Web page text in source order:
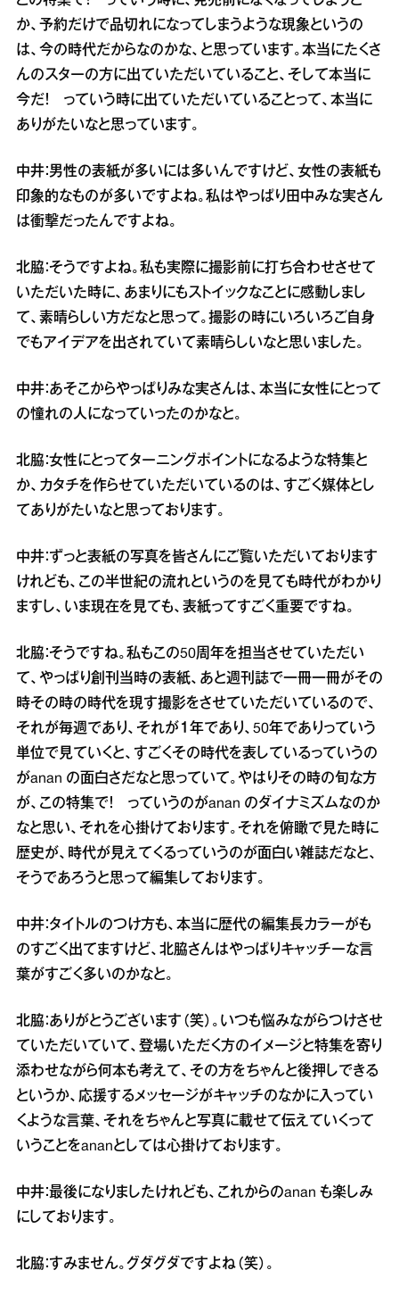
か、予約だけで品切れになってしまうような現象というの
は、今の時代だからなのかな、と思っています。本当にたくさ
んのスターの方に出ていただいていること、そして本当に
今だ！ っていう時に出ていただいていることって、本当に
ありがたいなと思っています。
中井：男性の表紙が多いには多いんですけど、女性の表紙も
印象的なものが多いですよね。私はやっぱり田中みな実さん
は衝撃だったんですよね。
北脇：そうですよね。私も実際に撮影前に打ち合わせさせて
いただいた時に、あまりにもストイックなことに感動しまし
て、素晴らしい方だなと思って。撮影の時にいろいろご自身
でもアイデアを出されていて素晴らしいなと思いました。
中井：あそこからやっぱりみな実さんは、本当に女性にとって
の憧れの人になっていったのかなと。
北脇：女性にとってターニングポイントになるような特集と
か、カタチを作らせていただいているのは、すごく媒体とし
てありがたいなと思っております。
中井：ずっと表紙の写真を皆さんにご覧いただいております
けれども、この半世紀の流れというのを見ても時代がわかり
ますし、いま現在を見ても、表紙ってすごく重要ですね。
北脇：そうですね。私もこの50周年を担当させていただい
て、やっぱり創刊当時の表紙、あと週刊誌で一冊一冊がその
時その時の時代を現す撮影をさせていただいているので、
それが毎週であり、それが１年であり、50年でありっていう
単位で見ていくと、すごくその時代を表しているっていうの
がanan の面白さだなと思っていて。やはりその時の旬な方
が、この特集で！ っていうのがanan のダイナミズムなのか
なと思い、それを心掛けております。それを俯瞰で見た時に
歴史が、時代が見えてくるっていうのが面白い雑誌だなと、
そうであろうと思って編集しております。
中井：タイトルのつけ方も、本当に歴代の編集長カラーがも
のすごく出てますけど、北脇さんはやっぱりキャッチーな言
葉がすごく多いのかなと。
北脇：ありがとうございます（笑）。いつも悩みながらつけさせ
ていただいていて、登場いただく方のイメージと特集を寄り
添わせながら何本も考えて、その方をちゃんと後押しできる
というか、応援するメッセージがキャッチのなかに入ってい
くような言葉、それをちゃんと写真に載せて伝えていくって
いうことをananとしては心掛けております。
中井：最後になりましたけれども、これからのanan も楽しみ
にしております。
北脇：すみません。グダグダですよね（笑）。